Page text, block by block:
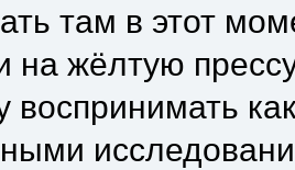
там в этот
на жёлтую
воспринимать